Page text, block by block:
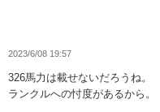
2023/6/08 19:57
326馬力は載せないだろうね。
ランクルへの忖度があるから。